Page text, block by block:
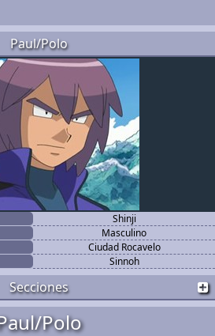
Paul/Polo
Shinji
Masculino
Ciudad Rocavelo
Sinnoh
Secciones
Polo